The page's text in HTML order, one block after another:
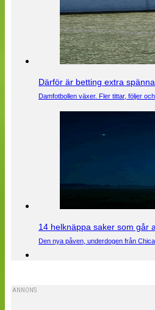
Därför är betting extra
Damfotbollen växer. Fler tittar, följer
14 helknäppa saker som går
Den nya påven, underdogen från
ANNONS